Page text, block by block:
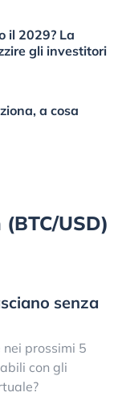
il 2029? La
gli investitori
a cosa
USD)
senza
prossimi 5
con gli